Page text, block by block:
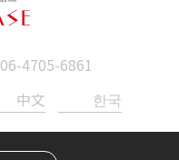
06-4705-6861
中文 한국